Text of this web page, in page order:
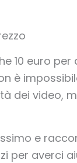
10 euro
è
dei video,
e
per averci